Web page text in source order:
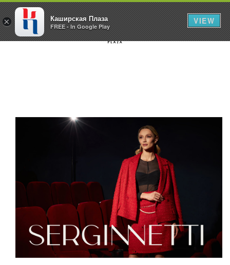
× Каширская Плаза
FREE - In Google Play
VIEW